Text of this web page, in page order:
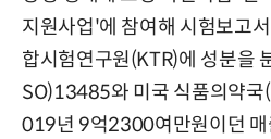
지원사업'에 참여해 시험보고
합시험연구원(KTR)에 성분을
SO)13485와 미국 식품의약국
019년 9억2300여만원이던 매